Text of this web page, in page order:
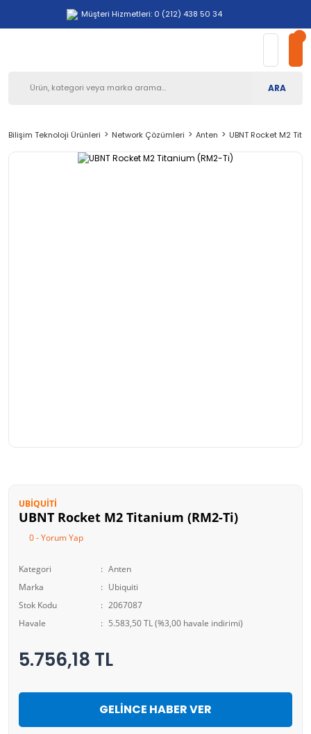
Müşteri Hizmetleri: 0 (212) 438 50 34
ARA
Bilişim Teknoloji Ürünleri Network Çözümleri Anten UBNT Rocket M2
UBIQUITI
UBNT Rocket M2 Titanium (RM2-Ti)
0 - Yorum Yap
Kategori
Anten
Marka
Ubiquiti
Stok Kodu
2067087
Havale
5.583,50 TL (%3,00 havale indirimi)
5.756,18 TL
GELİNCE HABER VER